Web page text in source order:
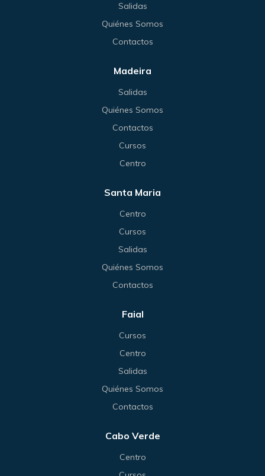
Salidas
Quiénes Somos
Contactos
Madeira
Salidas
Quiénes Somos
Contactos
Cursos
Centro
Santa Maria
Centro
Cursos
Salidas
Quiénes Somos
Contactos
Faial
Cursos
Centro
Salidas
Quiénes Somos
Contactos
Cabo Verde
Centro